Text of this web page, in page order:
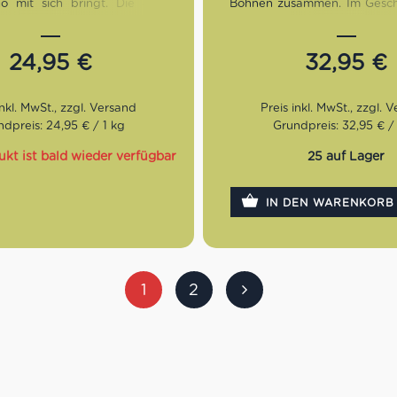
mit sich bringt. Die 80%
feine Note und macht ihn
rund.
Honig, geröstete
und die ganze
24,95 €
24,95 € / 1 kg
ist bald wieder verfügbar
Bohnen zusammen. Im
temperamentvoll. Dazu
Noten von Amarena, Brioche
Geschmack:Persistent,
aromatisch
32,95 €
Grundpreis: 32,95 € /
25 auf Lager
IN DEN WARENKORB
1 2